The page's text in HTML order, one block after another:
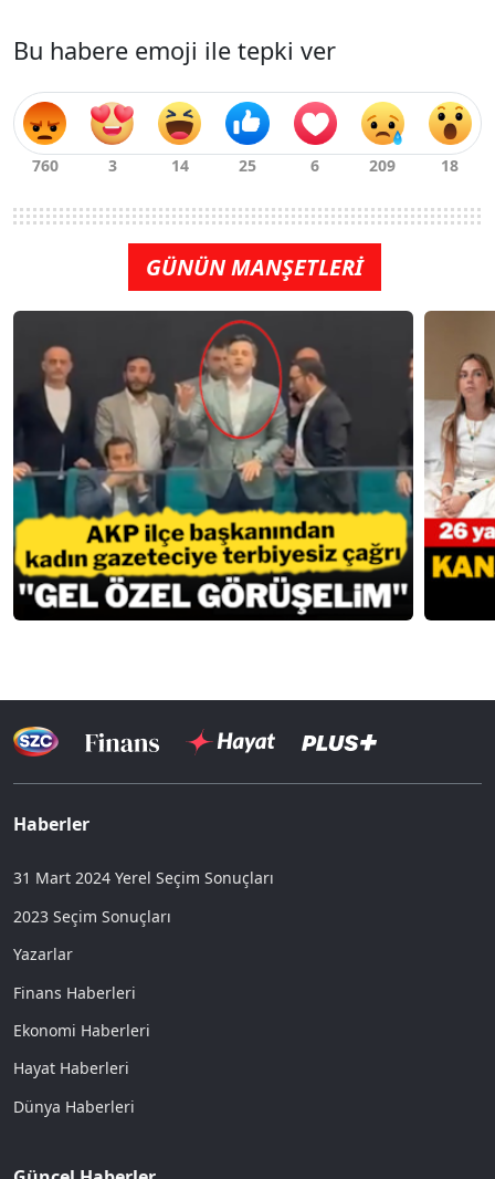
Bu habere emoji ile tepki ver
GÜNÜN MANŞETLERİ
Haberler
31 Mart 2024 Yerel Seçim Sonuçları
2023 Seçim Sonuçları
Yazarlar
Finans Haberleri
Ekonomi Haberleri
Hayat Haberleri
Dünya Haberleri